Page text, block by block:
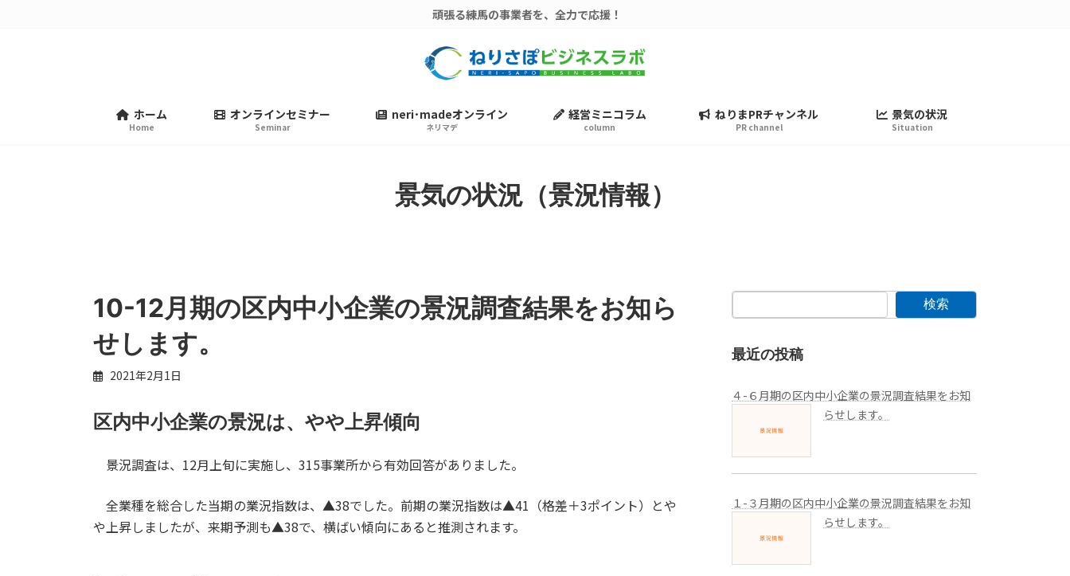
頑張る練馬の事業者を、全力で応援！
ホーム
Home
オンラインセミナー
Seminar
neri･madeオンライン
ネリマデ
経営ミニコラム
column
ねりまPRチャンネル
PR channel
景気の状況
Situation
景気の状況（景況情報）
10-12月期の区内中小企業の景況調査結果をお知ら
せします。
2021年2月1日
区内中小企業の景況は、やや上昇傾向
景況調査は、12月上旬に実施し、315事業所から有効回答がありました。
全業種を総合した当期の業況指数は、▲38でした。前期の業況指数は▲41（格差＋3ポイント）とや
や上昇しましたが、来期予測も▲38で、横ばい傾向にあると推測されます。
検索
最近の投稿
４-６月期の区内中小企業の景況調査結果をお知
らせします。
１-３月期の区内中小企業の景況調査結果をお知
らせします。